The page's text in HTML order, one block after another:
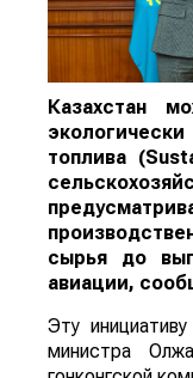
Казахстан
топлива
сырья до
авиации,
Эту
министра